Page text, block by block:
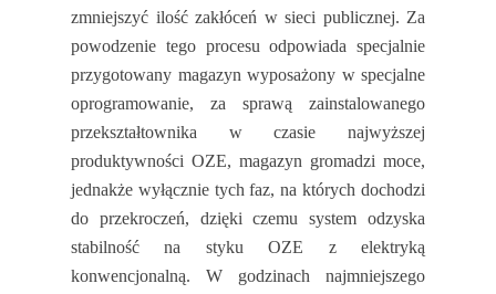
zmniejszyć ilość zakłóceń w sieci publicznej. Za
powodzenie tego procesu odpowiada specjalnie
przygotowany magazyn wyposażony w specjalne
oprogramowanie, za sprawą zainstalowanego
przekształtownika w czasie najwyższej
produktywności OZE, magazyn gromadzi moce,
jednakże wyłącznie tych faz, na których dochodzi
do przekroczeń, dzięki czemu system odzyska
stabilność na styku OZE z elektryką
konwencjonalną. W godzinach najmniejszego